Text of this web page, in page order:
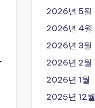
2026년 5월
2026년 4월
2026년 3월
2026년 2월
2026년 1월
2025년 12월